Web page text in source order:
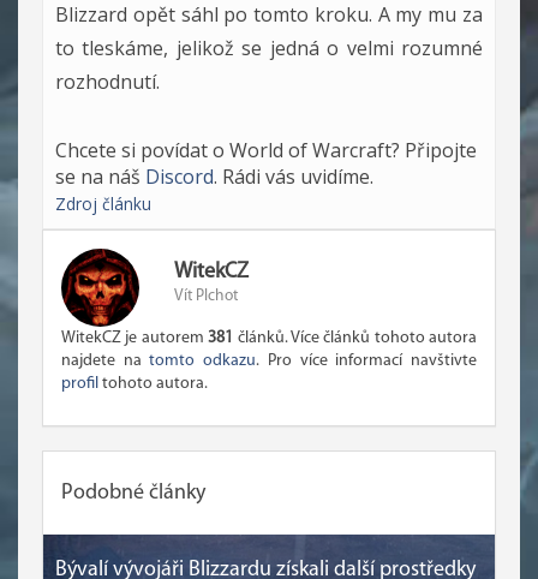
Blizzard opět sáhl po tomto kroku. A my mu za
to tleskáme, jelikož se jedná o velmi rozumné
rozhodnutí.
Chcete si povídat o World of Warcraft? Připojte
se na náš Discord. Rádi vás uvidíme.
Zdroj článku
WitekCZ
Vít Plchot
WitekCZ je autorem381 článků. Více článků tohoto autora
najdete natomto odkazu. Pro více informací navštivte
profil tohoto autora.
Podobné články
Bývalí vývojáři Blizzardu získali další prostředky